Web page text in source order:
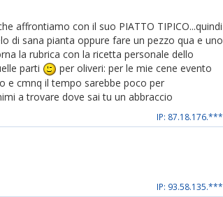
affrontiamo con il suo PIATTO TIPICO...quindi
di sana pianta oppure fare un pezzo qua e uno
la rubrica con la ricetta personale dello
parti
per oliveri: per le mie cene evento
e cmnq il tempo sarebbe poco per
a trovare dove sai tu un abbraccio
IP: 87.18.176.***
IP: 93.58.135.***